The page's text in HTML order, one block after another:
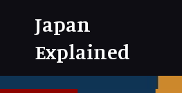
Japan
Explained